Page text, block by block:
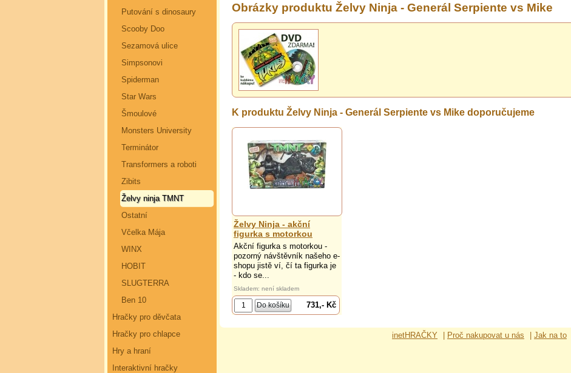
Putování s dinosaury
Scooby Doo
Sezamová ulice
Simpsonovi
Spiderman
Star Wars
Šmoulové
Monsters University
Terminátor
Transformers a roboti
Zibits
Želvy ninja TMNT
Ostatní
Včelka Mája
WINX
HOBIT
SLUGTERRA
Ben 10
Hračky pro děvčata
Hračky pro chlapce
Hry a hraní
Interaktivní hračky
Obrázky produktu Želvy Ninja - Generál Serpiente vs Mike
K produktu Želvy Ninja - Generál Serpiente vs Mike doporučujeme
Želvy Ninja - akční
figurka s motorkou
Akční figurka s motorkou -
pozorný návštěvník našeho e-
shopu jistě ví, čí ta figurka je
- kdo se...
Skladem: není skladem
731,- Kč
inetHRAČKY Proč nakupovat u nás Jak na to